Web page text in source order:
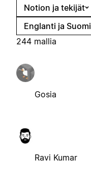
Notion ja tekijät
Englanti ja Suomi
244 mallia
Gosia
Ravi Kumar